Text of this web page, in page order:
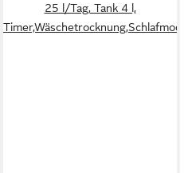
25 l/Tag, Tank 4 l,
Timer,Wäschetrocknung,Schlafmodus